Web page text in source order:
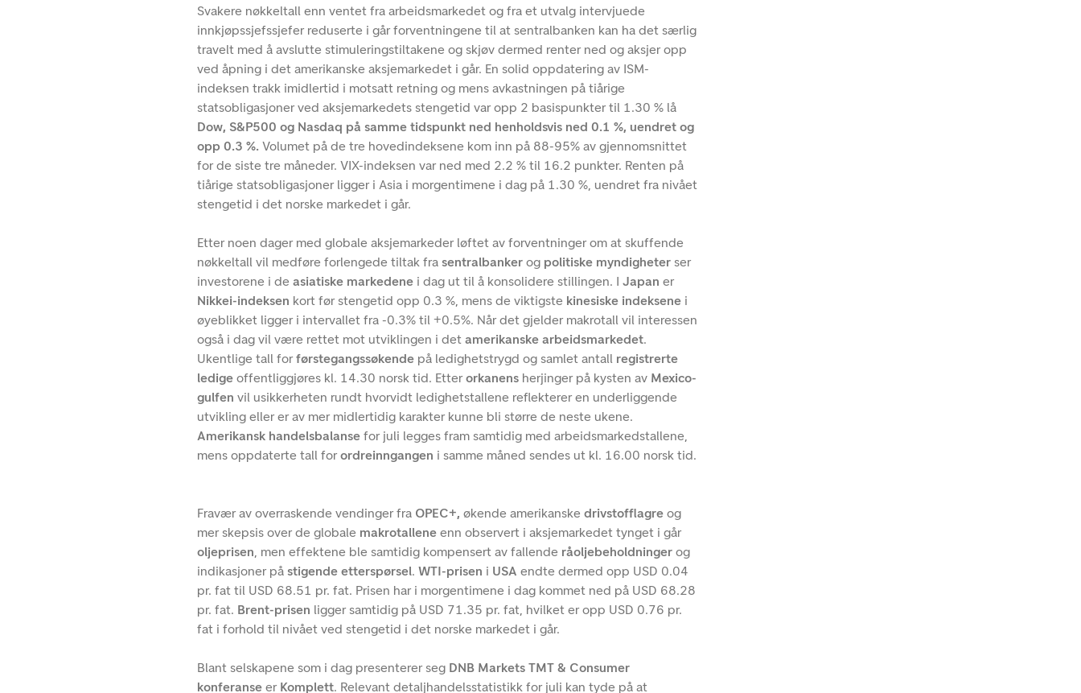
Svakere nøkkeltall enn ventet fra arbeidsmarkedet og fra et utvalg intervjuede
innkjøpssjefssjefer reduserte i går forventningene til at sentralbanken kan ha det særlig
travelt med å avslutte stimuleringstiltakene og skjøv dermed renter ned og aksjer opp
ved åpning i det amerikanske aksjemarkedet i går. En solid oppdatering av ISM-
indeksen trakk imidlertid i motsatt retning og mens avkastningen på tiårige
statsobligasjoner ved aksjemarkedets stengetid var opp 2 basispunkter til 1.30 % lå
Dow, S&P500 og Nasdaq på samme tidspunkt ned henholdsvis ned 0.1 %, uendret og
opp 0.3 %.Volumet på de tre hovedindeksene kom inn på 88-95% av gjennomsnittet
for de siste tre måneder. VIX-indeksen var ned med 2.2 % til 16.2 punkter. Renten på
tiårige statsobligasjoner ligger i Asia i morgentimene i dag på 1.30 %, uendret fra nivået
stengetid i det norske markedet i går.
Etter noen dager med globale aksjemarkeder løftet av forventninger om at skuffende
nøkkeltall vil medføre forlengede tiltak frasentralbanker og politiske myndigheter ser
investorene i deasiatiske markedene i dag ut til å konsolidere stillingen. IJapan er
Nikkei-indeksen kort før stengetid opp 0.3 %, mens de viktigste kinesiske indeksene i
øyeblikket ligger i intervallet fra -0.3% til +0.5%. Når det gjelder makrotall vil interessen
også i dag vil være rettet mot utviklingen i detamerikanske arbeidsmarkedet.
Ukentlige tall forførstegangssøkende på ledighetstrygd og samlet antall registrerte
ledige offentliggjøres kl. 14.30 norsk tid. Etterorkanens herjinger på kysten av Mexico-
gulfen vil usikkerheten rundt hvorvidt ledighetstallene reflekterer en underliggende
utvikling eller er av mer midlertidig karakter kunne bli større de neste ukene.
Amerikansk handelsbalanse for juli legges fram samtidig med arbeidsmarkedstallene,
mens oppdaterte tall forordreinngangen i samme måned sendes ut kl. 16.00 norsk tid.
Fravær av overraskende vendinger fra OPEC+, økende amerikanskedrivstofflagre og
mer skepsis over de globale makrotallene enn observert i aksjemarkedet tynget i går
oljeprisen , men effektene ble samtidig kompensert av fallende råoljebeholdninger og
indikasjoner påstigende etterspørsel.WTI-prisen i USA endte dermed opp USD 0.04
pr. fat til USD 68.51 pr. fat. Prisen har i morgentimene i dag kommet ned på USD 68.28
pr. fat. Brent-prisen ligger samtidig på USD 71.35 pr. fat, hvilket er opp USD 0.76 pr.
fat i forhold til nivået ved stengetid i det norske markedet i går.
Blant selskapene som i dag presenterer seg DNB Markets TMT & Consumer
konferanse er Komplett. Relevant detaljhandelsstatistikk for juli kan tyde på at